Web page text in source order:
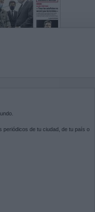
periódicos de tu ciudad, de tu país o